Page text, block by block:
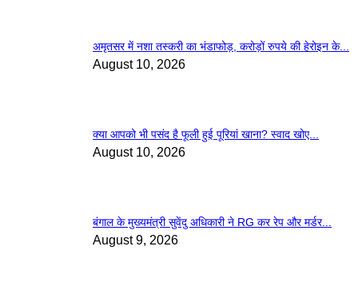
अमृतसर में नशा तस्करी का भंडाफोड़, करोड़ों रुपये की हेरोइन के...
August 10, 2026
क्या आपको भी पसंद है फूली हुई पूरियां खाना? स्वाद खोए...
August 10, 2026
बंगाल के मुख्यमंत्री सुवेंदु अधिकारी ने RG कर रेप और मर्डर...
August 9, 2026